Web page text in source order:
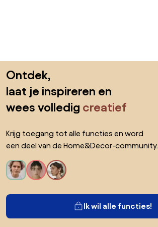
Ontdek,
laat je inspireren en
wees volledig creatief
Krijg toegang tot alle functies en word
een deel van de Home&Decor-community.
Ik wil alle functies!